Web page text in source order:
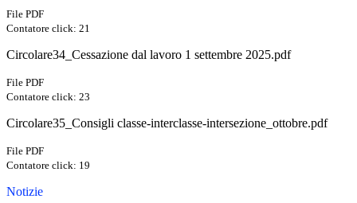
File PDF
Contatore click: 21
Circolare34_Cessazione dal lavoro 1 settembre 2025.pdf
File PDF
Contatore click: 23
Circolare35_Consigli classe-interclasse-intersezione_ottobre.pdf
File PDF
Contatore click: 19
Notizie